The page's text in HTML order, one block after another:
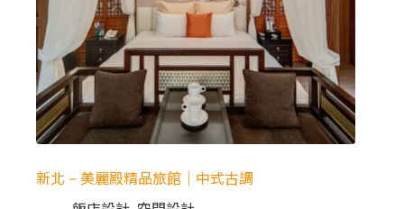
新北 – 美麗殿精品旅館｜中式古調